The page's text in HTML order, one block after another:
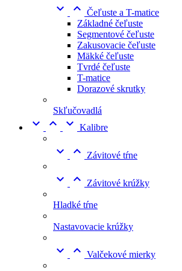
  Čeľuste a T-matice
Základné čeľuste
Segmentové čeľuste
Zakusovacie čeľuste
Mäkké čeľuste
Tvrdé čeľuste
T-matice
Dorazové skrutky
Skľučovadlá
   Kalibre
  Závitové tŕne
  Závitové krúžky
Hladké tŕne
Nastavovacie krúžky
  Valčekové mierky